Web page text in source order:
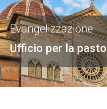
Ufficio per la
Evangelizzazione